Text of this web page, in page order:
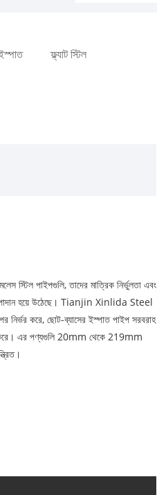
ফ্ল্যাট স্টিল
স্টিল পাইপগুলি, তাদের মাত্রিক নির্ভুলতা এবং
উপাদান হয়ে উঠেছে। Tianjin Xinlida Steel
করে, ছোট-ব্যাসের ইস্পাত পাইপ সরবরাহ
করে। এর পণ্যগুলি 20mm থেকে 219mm